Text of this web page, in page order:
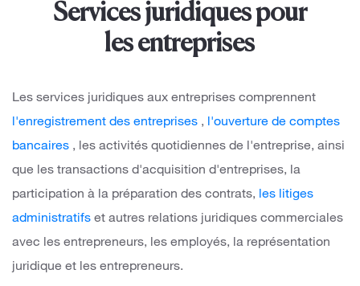
Services juridiques pour
les entreprises
Les services juridiques aux entreprises comprennent
l'enregistrement des entreprises , l'ouverture de comptes
bancaires , les activités quotidiennes de l'entreprise, ainsi
que les transactions d'acquisition d'entreprises, la
participation à la préparation des contrats, les litiges
administratifs et autres relations juridiques commerciales
avec les entrepreneurs, les employés, la représentation
juridique et les entrepreneurs.